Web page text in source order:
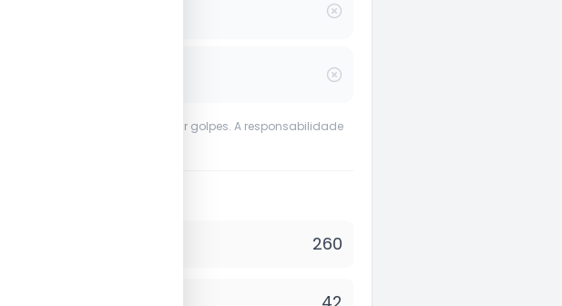
antecipados para prevenir golpes. A responsabilidade
260